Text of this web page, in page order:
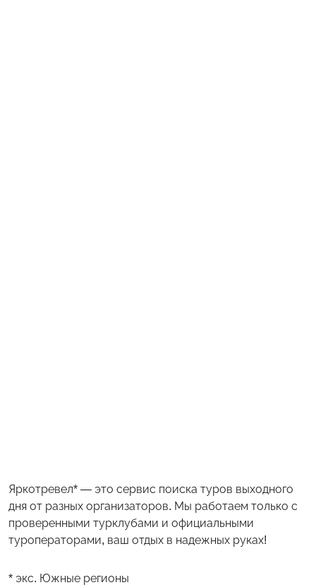
Яркотревел* — это сервис поиска туров выходного
дня от разных организаторов. Мы работаем только с
проверенными турклубами и официальными
туроператорами, ваш отдых в надежных руках!
* экс. Южные регионы